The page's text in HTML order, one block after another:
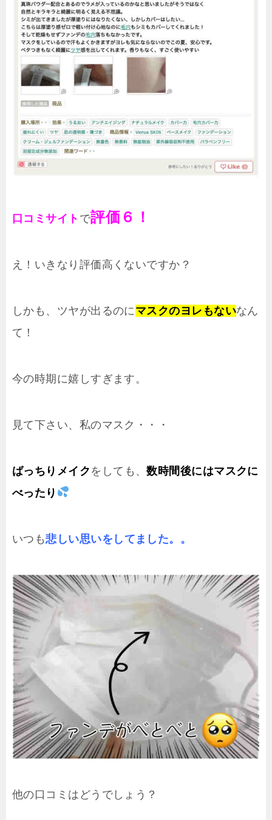
口コミサイト で評価６！
え！いきなり評価高くないですか？
しかも、ツヤが出るのに マスクのヨレもないなん
て！
今の時期に嬉しすぎます。
見て下さい、私のマスク・・・
ばっちりメイク をしても、数時間後にはマスクに
べったり
いつも悲しい思いをしてました。。
他の口コミはどうでしょう？